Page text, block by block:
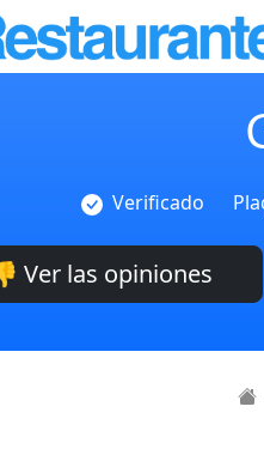
Verificado
Ver las opiniones